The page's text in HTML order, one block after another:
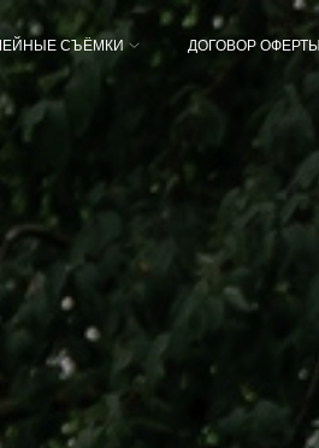
СЪЁМКИ ДОГОВОР ОФЕРТЫ